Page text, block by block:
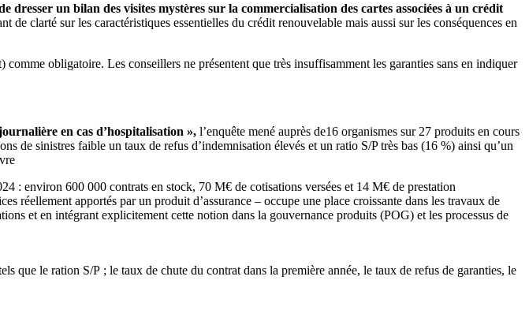
un bilan des visites mystères sur la commercialisation des cartes associées à un crédit
clarté sur les caractéristiques essentielles du crédit renouvelable mais aussi sur les conséquences en
obligatoire. Les conseillers ne présentent que très insuffisamment les garanties sans en indiquer
en cas d’hospitalisation », l’enquête mené auprès de16 organismes sur 27 produits en cours
de sinistres faible un taux de refus d’indemnisation élevés et un ratio S/P très bas (16 %) ainsi qu’un
: environ 600 000 contrats en stock, 70 M€ de cotisations versées et 14 M€ de prestation
réellement apportés par un produit d’assurance – occupe une place croissante dans les travaux de
et en intégrant explicitement cette notion dans la gouvernance produits (POG) et les processus de
que le ration S/P ; le taux de chute du contrat dans la première année, le taux de refus de garanties, le